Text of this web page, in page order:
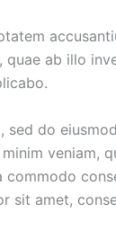
quae ab illo
sed do
veniam,
sit amet,